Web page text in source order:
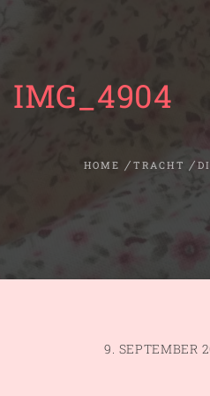
IMG_4904
HOME TRACHT
9. SEPTEMBER